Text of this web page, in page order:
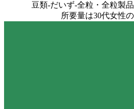
豆類-だいず-全粒・全粒製
所要量は30代女性の